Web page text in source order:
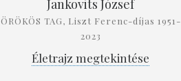
Jankovits József
ÖRÖKÖS TAG, Liszt Ferenc-díjas 1951-
2023
Életrajz megtekintése